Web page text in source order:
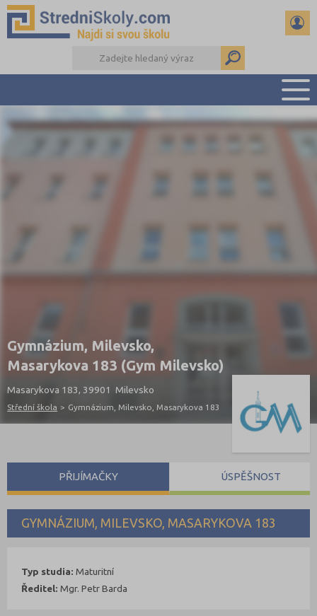
DŮLEŽITÉ TERMÍNY
Gymnázium, Milevsko,
Masarykova 183 (Gym Milevsko)
Masarykova 183, 39901 Milevsko
Střední škola > Gymnázium, Milevsko, Masarykova 183
GYMNÁZIUM, MILEVSKO, MASARYKOVA 183
Typ studia: Maturitní
Ředitel: Mgr. Petr Barda
PŘIJÍMAČKY ÚSPĚŠNOST